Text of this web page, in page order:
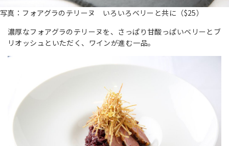
写真：フォアグラのテリーヌ いろいろベリーと共に（$25）
濃厚なフォアグラのテリーヌを、さっぱり甘酸っぱいベリーとブ
リオッシュといただく、ワインが進む一品。